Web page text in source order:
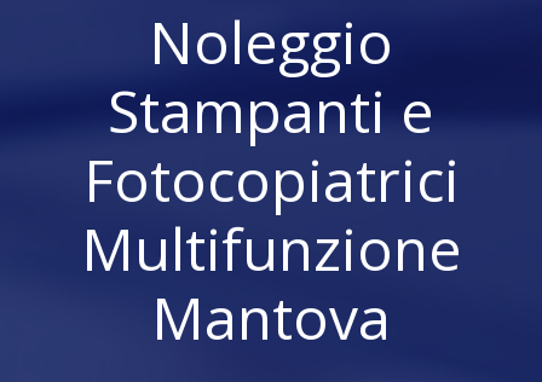
Noleggio
Stampanti e
Fotocopiatrici
Multifunzione
Mantova